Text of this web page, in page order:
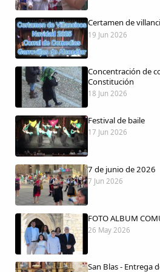
Certamen de
19 Jun 2026
Concentración de
Constitución
18 Jun 2026
Festival de baile
17 Jun 2026
7 de junio de 2026
7 Jun 2026
FOTO ALBUM
26 May 2026
San Blas - Entrega
Compartir en
Compartir en
Copiar enlace